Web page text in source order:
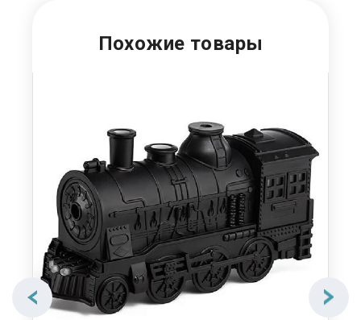
Похожие товары